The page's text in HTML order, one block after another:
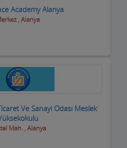
,Tente,Çadırcılar
Academy Alanya
, Alanya
Ve Sanayi Odası Meslek
Mah. , Alanya